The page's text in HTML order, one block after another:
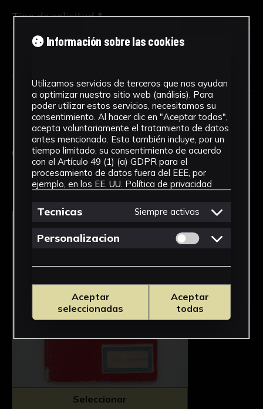
Tipo de solicitud *
Tipo de uso *
Obra en la que está interesado/a*
FPED-0109/Libro de calificación escolar
Seleccionar
Información sobre las cookies
Utilizamos servicios de terceros que nos ayudan
a optimizar nuestro sitio web (análisis). Para
poder utilizar estos servicios, necesitamos su
consentimiento. Al hacer clic en "Aceptar todas",
acepta voluntariamente el tratamiento de datos
antes mencionado. Esto también incluye, por un
tiempo limitado, su consentimiento de acuerdo
con el Artículo 49 (1) (a) GDPR para el
procesamiento de datos fuera del EEE, por
ejemplo, en los EE. UU. Política de privacidad
Tecnicas Siempre activas
Personalizacion Permitir cookies
Aceptar
seleccionadas
Aceptar
todas